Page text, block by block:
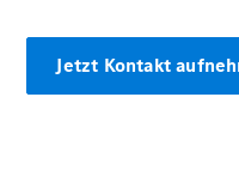
Jetzt Kontakt